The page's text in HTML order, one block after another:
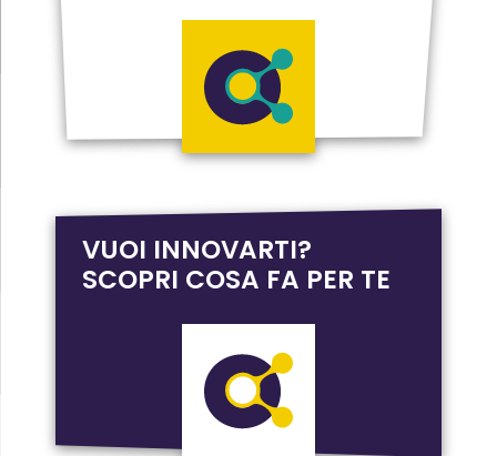
VUOI INNOVARTI?
SCOPRI COSA FA PER TE